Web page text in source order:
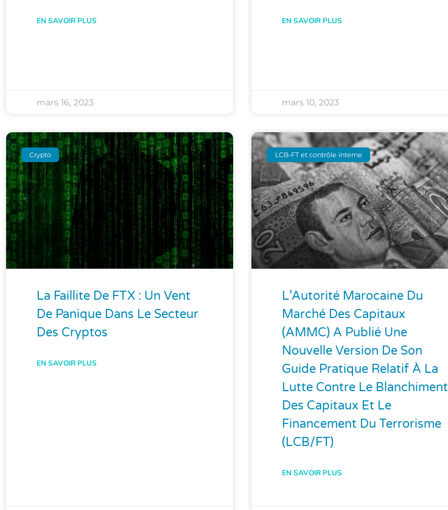
EN SAVOIR PLUS
mars 16, 2023
EN SAVOIR PLUS
mars 10, 2023
Crypto
La Faillite De FTX : Un Vent
De Panique Dans Le Secteur
Des Cryptos
EN SAVOIR PLUS
LCB-FT et contrôle interne
L’Autorité Marocaine Du
Marché Des Capitaux
(AMMC) A Publié Une
Nouvelle Version De Son
Guide Pratique Relatif À La
Lutte Contre Le Blanchiment
Des Capitaux Et Le
Financement Du Terrorisme
(LCB/FT)
EN SAVOIR PLUS